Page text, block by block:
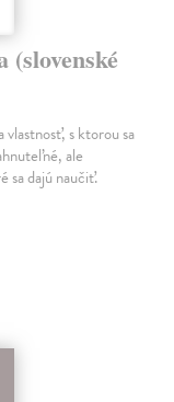
vlastnosť, s ktorou sa
ale
sa dajú naučiť.